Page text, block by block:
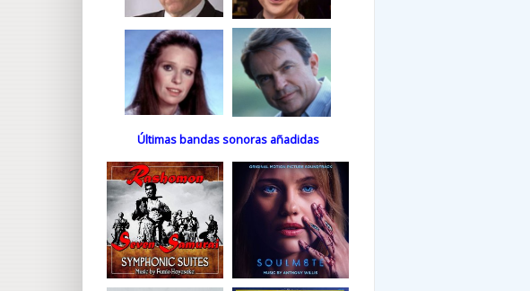
Últimas bandas sonoras añadidas